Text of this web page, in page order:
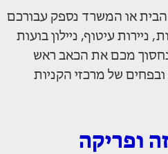
או המשרד נספק עבורכם
ניירות עיטוף, ניילון בועות
מכם את הכאב ראש
של מרכזי הקניות
ופריקה